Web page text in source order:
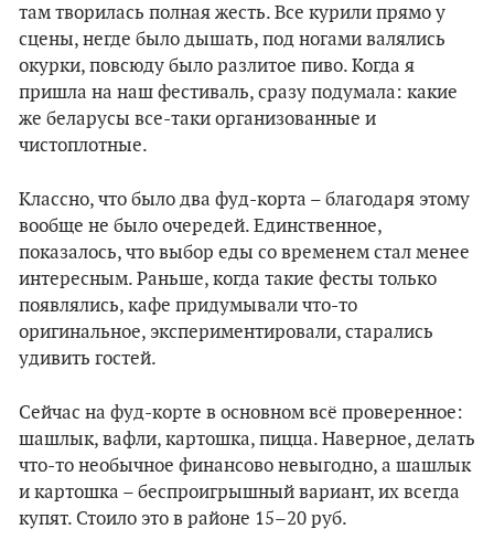
там творилась полная жесть. Все курили прямо у
сцены, негде было дышать, под ногами валялись
окурки, повсюду было разлитое пиво. Когда я
пришла на наш фестиваль, сразу подумала: какие
же беларусы все-таки организованные и
чистоплотные.
Классно, что было два фуд-корта – благодаря этому
вообще не было очередей. Единственное,
показалось, что выбор еды со временем стал менее
интересным. Раньше, когда такие фесты только
появлялись, кафе придумывали что-то
оригинальное, экспериментировали, старались
удивить гостей.
Сейчас на фуд-корте в основном всё проверенное:
шашлык, вафли, картошка, пицца. Наверное, делать
что-то необычное финансово невыгодно, а шашлык
и картошка – беспроигрышный вариант, их всегда
купят. Стоило это в районе 15–20 руб.